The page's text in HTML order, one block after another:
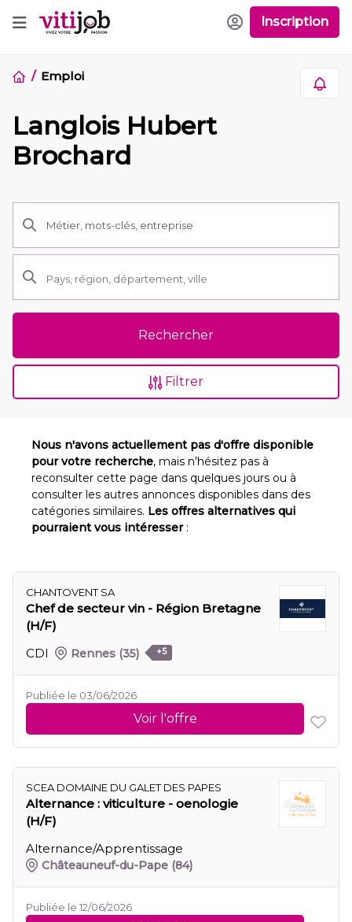
Inscription
Emploi
Langlois Hubert
Brochard
Rechercher
Filtrer
Nous n'avons actuellement pas d'offre disponible
pour votre recherche, mais n'hésitez pas à
reconsulter cette page dans quelques jours ou à
consulter les autres annonces disponibles dans des
catégories similaires. Les offres alternatives qui
pourraient vous intéresser:
CHANTOVENT SA
Chef de secteur vin - Région Bretagne
(H/F)
CDI
Rennes (35) +5
Publiée le 03/06/2026
Voir l'offre
SCEA DOMAINE DU GALET DES PAPES
Alternance : viticulture - oenologie
(H/F)
Alternance/Apprentissage
Châteauneuf-du-Pape (84)
Publiée le 12/06/2026